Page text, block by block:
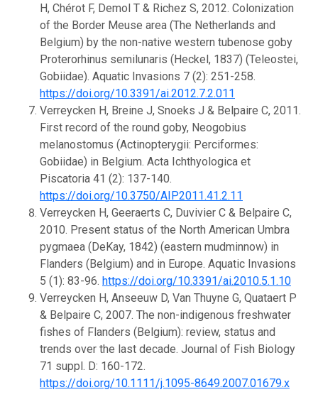
H, Chérot F, Demol T & Richez S, 2012. Colonization
of the Border Meuse area (The Netherlands and
Belgium) by the non-native western tubenose goby
Proterorhinus semilunaris (Heckel, 1837) (Teleostei,
Gobiidae). Aquatic Invasions 7 (2): 251-258.
https://doi.org/10.3391/ai.2012.7.2.011
Verreycken H, Breine J, Snoeks J & Belpaire C, 2011.
First record of the round goby, Neogobius
melanostomus (Actinopterygii: Perciformes:
Gobiidae) in Belgium. Acta Ichthyologica et
Piscatoria 41 (2): 137-140.
https://doi.org/10.3750/AIP2011.41.2.11
Verreycken H, Geeraerts C, Duvivier C & Belpaire C,
2010. Present status of the North American Umbra
pygmaea (DeKay, 1842) (eastern mudminnow) in
Flanders (Belgium) and in Europe. Aquatic Invasions
5 (1): 83-96. https://doi.org/10.3391/ai.2010.5.1.10
Verreycken H, Anseeuw D, Van Thuyne G, Quataert P
& Belpaire C, 2007. The non-indigenous freshwater
fishes of Flanders (Belgium): review, status and
trends over the last decade. Journal of Fish Biology
71 suppl. D: 160-172.
https://doi.org/10.1111/j.1095-8649.2007.01679.x